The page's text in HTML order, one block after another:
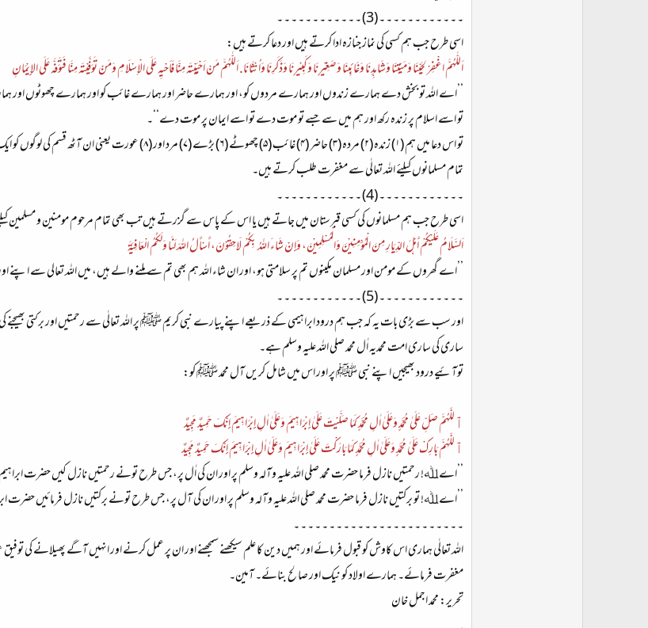
۔ ۔ ۔ ۔ ۔ ۔ ۔ ۔ ۔ ۔ ۔ ۔ (3) ۔ ۔ ۔ ۔ ۔ ۔ ۔ ۔ ۔ ۔ ۔ ۔
اسی طرح جب ہم کسی کی نماز جنازہ ادا کرتے ہیں اور دعا کرتے ہیں:
اَللّٰهُمَّ اغْفِرْ لِحَيِّنَا وَمَيِّتِنَا وَشَاهِدِنَا وَغَائِبِنَا وَصَغِيْرِنَا وَکَبِيْرِنَا وَذَکَرِنَا وَاُنْثَانَا. اَللّٰهُمَّ مَنْ اَحْيَيْتَه مِنَّا فَاَحْيِه عَلَی الْاِسْلَامِ وَمَنْ تَوَفَّيْتَه مِنَّا فَتَوَفَّه عَلَی الإِيْمَانِ
’’اے اللہ تو بخش دے ہمارے زندوں اور ہمارے مردوں کو، اور ہمارے حاضر اور ہمارے غائب کو اور ہمارے چھوٹوں اور
تو اسے اسلام پر زندہ رکھ اور ہم میں سے جسے تو موت دے تو اسے ایمان پر موت دے‘‘۔
تو اس دعا میں ہم (۱) زندہ (۲) مردہ (۳) حاضر (۴) غائب (۵)
تمام مسلمانوں کیلئے اللہ تعالٰی سے مغفرت طلب کرتے ہیں۔
۔ ۔ ۔ ۔ ۔ ۔ ۔ ۔ ۔ ۔ ۔ ۔ (4) ۔ ۔ ۔ ۔ ۔ ۔ ۔ ۔ ۔ ۔ ۔ ۔
اسی طرح جب ہم مسلمانوں کی کسی قبرستان میں جاتے ہیں یا اس کے پاس سے گزرتے ہیں تب بھی تمام مرحوم مومنین و مسلمین
اَلسَّلَامُ عَلَيْكُمْ أَهْلَ الدِّيَارِ مِنَ الْمُؤْمِنِيْنَ وَالْمُسْلِمِيْنَ، وَإِنْ شَاءَ اللهُ بِكُمْ لَاحِقُوْنَ، أَسْأَلُ اللهَ لَنَا وَلَكُمُ الْعَافِيَةَ
’’اے گھروں کے مومن اور مسلمان مکینوں تم پر سلامتی ہو، اور ان شاء اللہ ہم بھی تم سے ملنے والے ہیں، میں اللہ تعالی سے اپنے
۔ ۔ ۔ ۔ ۔ ۔ ۔ ۔ ۔ ۔ ۔ ۔ (5) ۔ ۔ ۔ ۔ ۔ ۔ ۔ ۔ ۔ ۔ ۔ ۔
اور سب سے بڑی بات یہ کہ جب ہم درود ابراہیمی کے ذریعے اپنے پیارے نبی کریم ﷺ پر اللہ تعالٰی سے رحمتیں اور برکتی بھیجنے
ساری کی ساری امت محمدیہ اٰل محمد صلی اللہ علیہ وسلم ہے۔
توآئیے درود بھیجیں اپنے نبی ﷺ پر اور اس میں شامل کریں آل محمد ﷺ کو:
ٱللَّٰهُمَّ صَلِّ عَلَىٰ مُحَمَّدٍ وَعَلَىٰ اٰلِ مُحَمَّدٍ كَمَا صَلَّيْتَ عَلَىٰ إِبْرَاهِيمَ وَعَلَىٰ اٰلِ إِبْرَاهِيمَ إِنَّكَ حَمِيدٌ مَجِيدٌ
ٱللَّٰهُمَّ بَارِكْ عَلَىٰ مُحَمَّدٍ وَعَلَىٰ اٰلِ مُحَمَّدٍ كَمَا بَارَكْتَ عَلَىٰ إِبْرَاهِيمَ وَعَلَىٰ اٰلِ إِبْرَاهِيمَ إِنَّكَ حَمِيدٌ مَجِيدٌ
’’اے ﷲ! رحمتیں نازل فرما حضرت محمد صلی اللہ علیہ وآلہ وسلم پر اور ان کی اٰل پر، جس طرح تونے رحمتیں نازل کیں حضرت
’’اے ﷲ! تو برکتیں نازل فرما حضرت محمد صلی اللہ علیہ وآلہ وسلم پر اور ان کی آل پر، جس طرح تونے برکتیں نازل فرمائیں حضرت
۔ ۔ ۔ ۔ ۔ ۔ ۔ ۔ ۔ ۔ ۔ ۔ ۔ ۔ ۔ ۔ ۔ ۔ ۔ ۔ ۔ ۔ ۔ ۔
اللہ تعالٰی ہماری اس کاوش کو قبول فرمائے اور ہمیں دین کا علم سیکھنے سمجھنے اور ان پر عمل کرنے اور انہیں آگے پھیلانے
مغفرت فرمائے۔ ہمارے اولاد کو نیک اور صالح بنائے۔ آمین۔
تحریر: محمد اجمل خان